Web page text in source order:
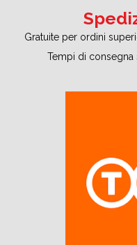
Gratuite per ordini
Tempi di